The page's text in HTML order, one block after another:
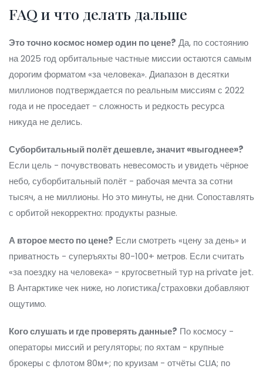
FAQ и что делать дальше
Это точно космос номер один по цене? Да, по состоянию
на 2025 год орбитальные частные миссии остаются самым
дорогим форматом «за человека». Диапазон в десятки
миллионов подтверждается по реальным миссиям с 2022
года и не проседает - сложность и редкость ресурса
никуда не делись.
Суборбитальный полёт дешевле, значит «выгоднее»?
Если цель - почувствовать невесомость и увидеть чёрное
небо, суборбитальный полёт - рабочая мечта за сотни
тысяч, а не миллионы. Но это минуты, не дни. Сопоставлять
с орбитой некорректно: продукты разные.
А второе место по цене? Если смотреть «цену за день» и
приватность - суперъяхты 80-100+ метров. Если считать
«за поездку на человека» - кругосветный тур на private jet.
В Антарктике чек ниже, но логистика/страховки добавляют
ощутимо.
Кого слушать и где проверять данные? По космосу -
операторы миссий и регуляторы; по яхтам - крупные
брокеры с флотом 80м+; по круизам - отчёты CLIA; по